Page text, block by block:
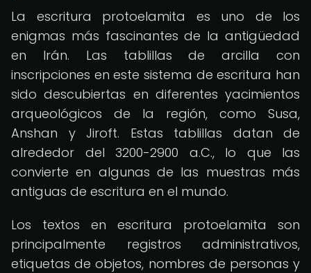
La escritura protoelamita es uno de los
enigmas más fascinantes de la antigüedad
en Irán. Las tablillas de arcilla con
inscripciones en este sistema de escritura han
sido descubiertas en diferentes yacimientos
arqueológicos de la región, como Susa,
Anshan y Jiroft. Estas tablillas datan de
alrededor del 3200-2900 a.C., lo que las
convierte en algunas de las muestras más
antiguas de escritura en el mundo.
Los textos en escritura protoelamita son
principalmente registros administrativos,
etiquetas de objetos, nombres de personas y